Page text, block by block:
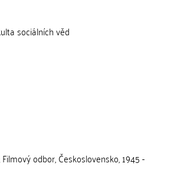
sociálních věd
odbor, Československo, 1945 -